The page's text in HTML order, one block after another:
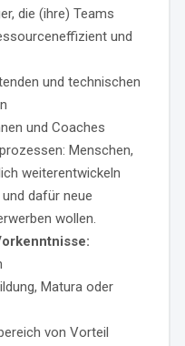
die (ihre) Teams
und
und technischen
und Coaches
Menschen,
weiterentwickeln
dafür neue
wollen.
Matura oder
von Vorteil